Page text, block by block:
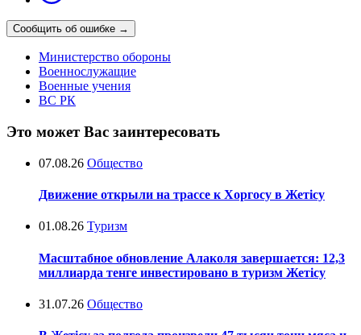
Сообщить об ошибке →
Министерство обороны
Военнослужащие
Военные учения
ВС РК
Это может Вас заинтересовать
07.08.26 Общество
Движение открыли на трассе к Хоргосу в Жетісу
01.08.26 Туризм
Масштабное обновление Алаколя завершается: 12,3
миллиарда тенге инвестировано в туризм Жетісу
31.07.26 Общество